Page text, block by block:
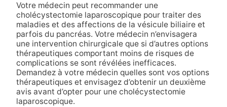
Votre médecin peut recommander une
cholécystectomie laparoscopique pour traiter des
maladies et des affections de la vésicule biliaire et
parfois du pancréas. Votre médecin n’envisagera
une intervention chirurgicale que si d’autres options
thérapeutiques comportant moins de risques de
complications se sont révélées inefficaces.
Demandez à votre médecin quelles sont vos options
thérapeutiques et envisagez d’obtenir un deuxième
avis avant d’opter pour une cholécystectomie
laparoscopique.